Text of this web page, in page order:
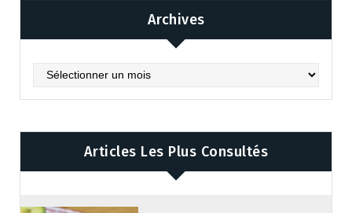
Archives
Archives
Articles Les Plus Consultés